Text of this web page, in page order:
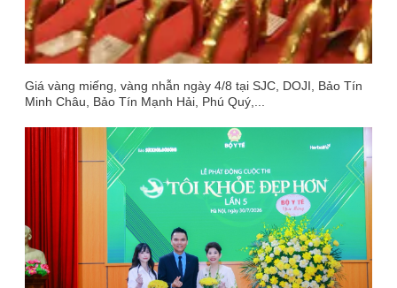
Giá vàng miếng, vàng nhẫn ngày 4/8 tại SJC, DOJI, Bảo Tín
Minh Châu, Bảo Tín Mạnh Hải, Phú Quý,...